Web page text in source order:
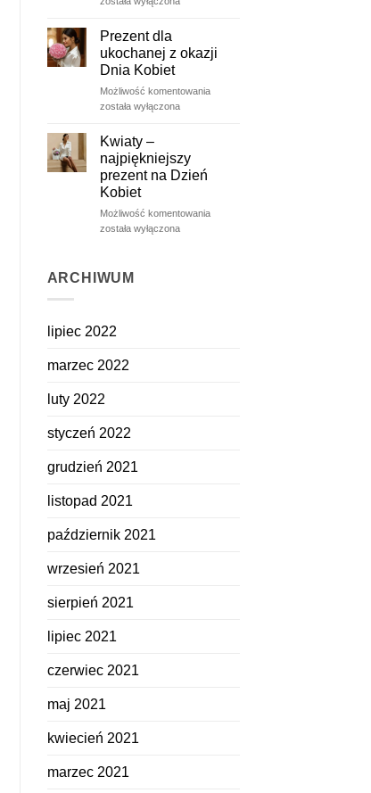
piękno
zatrzymane
dłużej
Prezent dla
ukochanej z okazji
Dnia Kobiet
Możliwość komentowaniaPrezent
została wyłączona
Kwiaty –
najpiękniejszy
prezent na Dzień
Kobiet
Możliwość komentowaniaKwiaty
została wyłączona
ARCHIWUM
lipiec 2022
marzec 2022
luty 2022
styczeń 2022
grudzień 2021
listopad 2021
październik 2021
wrzesień 2021
sierpień 2021
lipiec 2021
czerwiec 2021
maj 2021
kwiecień 2021
marzec 2021